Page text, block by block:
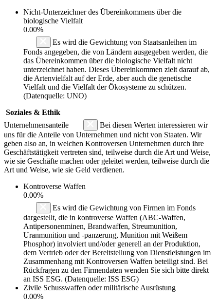
Nicht-Unterzeichner des Übereinkommens über die
biologische Vielfalt
0.00%
Es wird die Gewichtung von Staatsanleihen im
Fonds angegeben, die von Ländern ausgegeben werden, die
das Übereinkommen über die biologische Vielfalt nicht
unterzeichnet haben. Dieses Übereinkommen zielt darauf ab,
die Artenvielfalt auf der Erde, aber auch die genetische
Vielfalt und die Vielfalt der Ökosysteme zu schützen.
(Datenquelle: UNO)
Soziales & Ethik
Unternehmensanteile
Bei diesen Werten interessieren wir
uns für die Anteile von Unternehmen und nicht von Staaten. Wir
geben also an, in welchen Kontroversen Unternehmen durch ihre
Geschäftstätigkeit vertreten sind, teilweise durch die Art und Weise,
wie sie Geschäfte machen oder geleitet werden, teilweise durch die
Art und Weise, wie sie Geld verdienen.
Kontroverse Waffen
0.00%
Es wird die Gewichtung von Firmen im Fonds
dargestellt, die in kontroverse Waffen (ABC-Waffen,
Antipersonenminen, Brandwaffen, Streumunition,
Uranmunition und -panzerung, Munition mit Weißem
Phosphor) involviert und/oder generell an der Produktion,
dem Vertrieb oder der Bereitstellung von Dienstleistungen im
Zusammenhang mit Kontroversen Waffen beteiligt sind. Bei
Rückfragen zu den Firmendaten wenden Sie sich bitte direkt
an ISS ESG. (Datenquelle: ISS ESG)
Zivile Schusswaffen oder militärische Ausrüstung
0.00%